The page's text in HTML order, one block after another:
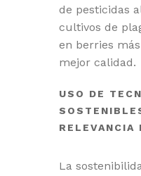
de pesticidas
cultivos de
en berries
mejor calidad.
USO DE
RELEVANCIA
La